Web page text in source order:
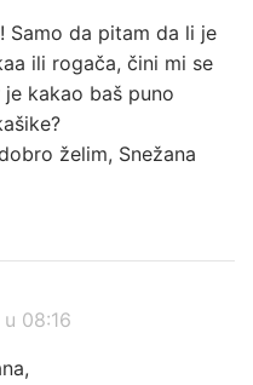
Samo da pitam da li je
ili rogača, čini mi se
kakao baš puno
želim, Snežana
08:16